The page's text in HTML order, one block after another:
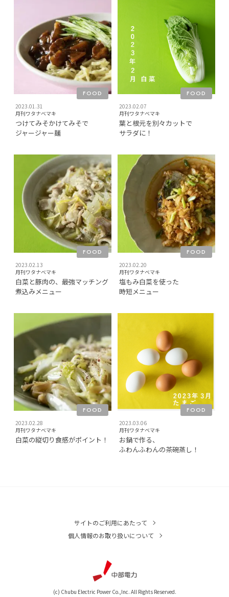
2023.01.31
FOOD
月刊ワタナベマキ
つけてみそかけてみそで
ジャージャー麺
2023.02.07
FOOD
月刊ワタナベマキ
葉と根元を別々カットで
サラダに！
2023.02.13
FOOD
月刊ワタナベマキ
白菜と豚肉の、最強マッチング
煮込みメニュー
2023.02.20
FOOD
月刊ワタナベマキ
塩もみ白菜を使った
時短メニュー
2023.02.28
FOOD
月刊ワタナベマキ
白菜の縦切り食感がポイント！
2023.03.06
FOOD
月刊ワタナベマキ
お鍋で作る、
ふわんふわんの茶碗蒸し！
サイトのご利用にあたって
個人情報のお取り扱いについて
(c) Chubu Electric Power Co.,Inc. All Rights Reserved.